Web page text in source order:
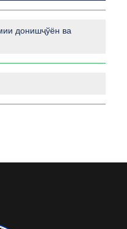
донишҷўён ва